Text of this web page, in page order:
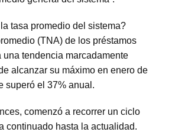
tasa promedio del sistema?
(TNA) de los préstamos
una tendencia marcadamente
alcanzar su máximo en enero de
superó el 37% anual.
comenzó a recorrer un ciclo
continuado hasta la actualidad.